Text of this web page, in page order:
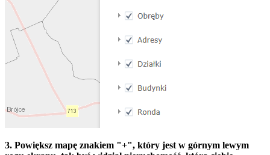
3. Powiększ mapę znakiem "+", który jest w górnym lewym